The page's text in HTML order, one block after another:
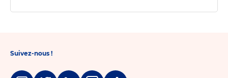
Suivez-nous !